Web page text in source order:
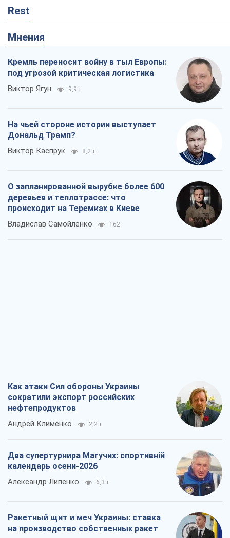
Rest
Мнения
Кремль переносит войну в тыл Европы:
под угрозой критическая логистика
Виктор Ягун 9,9 т.
На чьей стороне истории выступает
Дональд Трамп?
Виктор Каспрук 8,2 т.
О запланированной вырубке более 600
деревьев и теплотрассе: что
происходит на Теремках в Киеве
Владислав Самойленко 162
Как атаки Сил обороны Украины
сократили экспорт российских
нефтепродуктов
Андрей Клименко 2,2 т.
Два супертурнира Магучих: спортивній
календарь осени-2026
Александр Липенко 6,3 т.
Ракетный щит и меч Украины: ставка
на производство собственных ракет